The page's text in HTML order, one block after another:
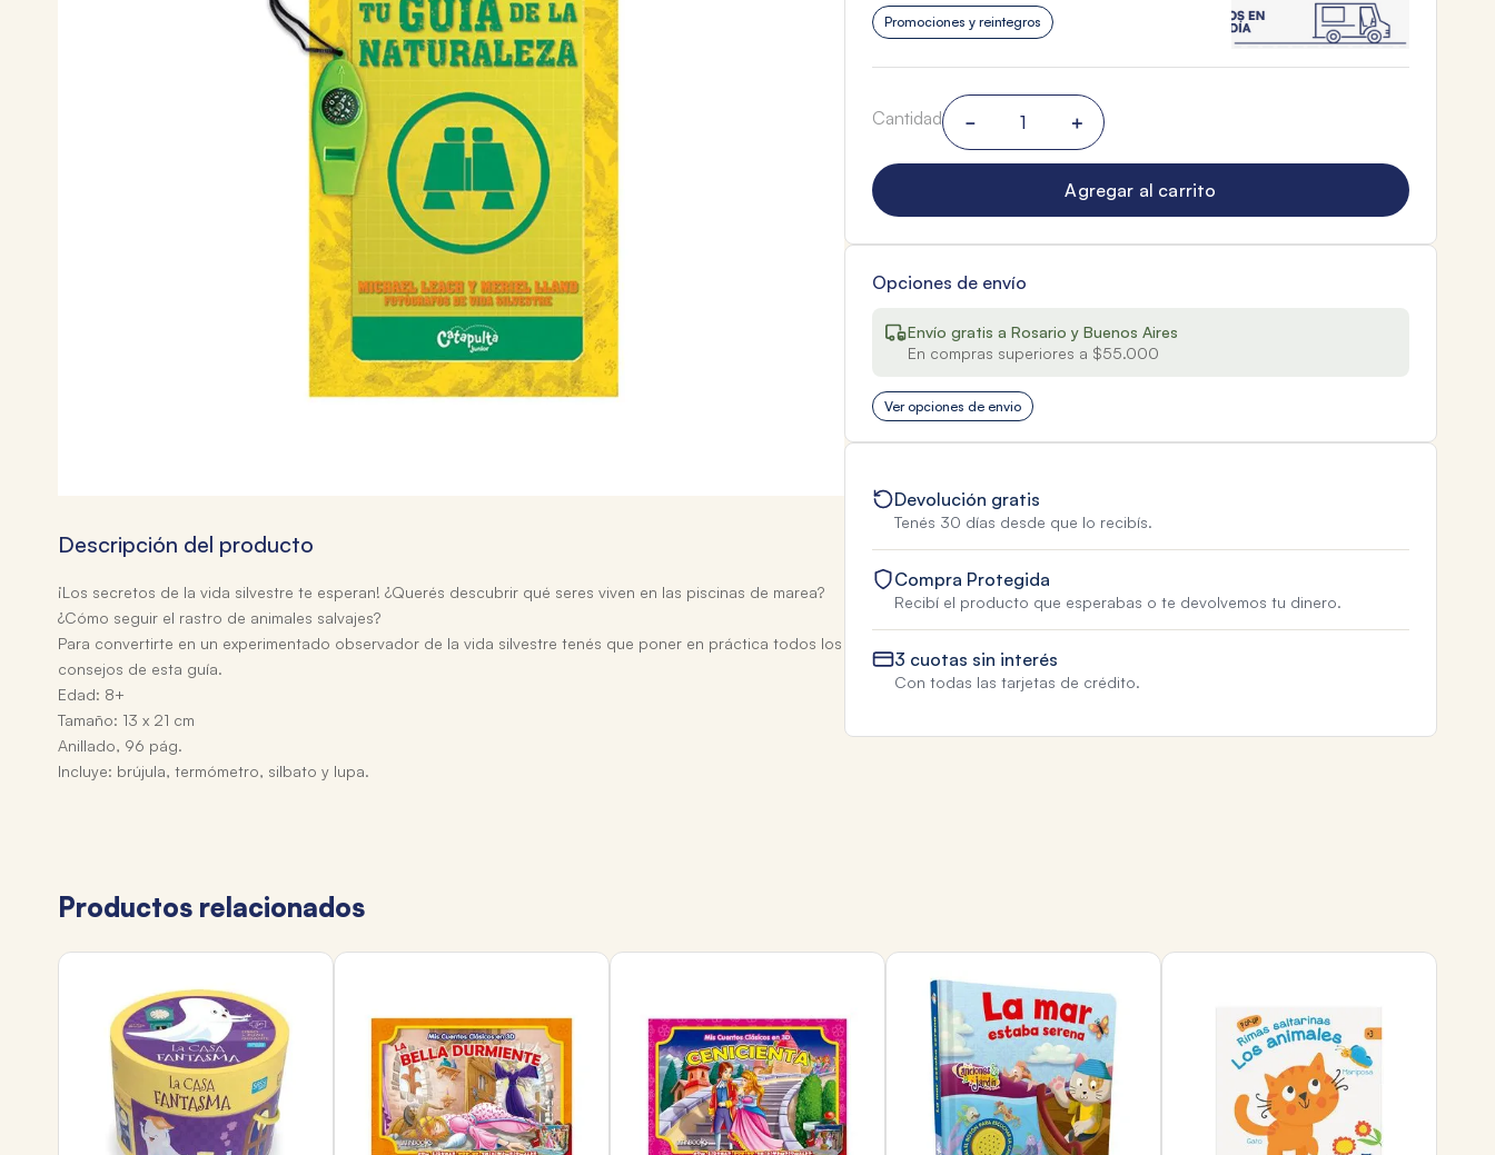
Descripción del producto
¡Los secretos de la vida silvestre te esperan! ¿Querés descubrir qué seres viven en las piscinas de marea?
¿Cómo seguir el rastro de animales salvajes?
Para convertirte en un experimentado observador de la vida silvestre tenés que poner en práctica todos los
consejos de esta guía.
Edad: 8+
Tamaño: 13 x 21 cm
Anillado, 96 pág.
Incluye: brújula, termómetro, silbato y lupa.
Promociones y reintegros
Cantidad ＋
－
Agregar al carrito
Opciones de envío
Envío gratis a Rosario y Buenos Aires
En compras superiores a $55.000
Ver opciones de envio
Devolución gratis
Tenés 30 días desde que lo recibís.
Compra Protegida
Recibí el producto que esperabas o te devolvemos tu dinero.
3 cuotas sin interés
Con todas las tarjetas de crédito.
Productos relacionados